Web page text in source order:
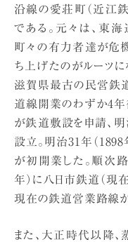
沿線の愛荘町（近江
である。元々は、東
町々の有力者達が危
ち上げたのがルーツに
滋賀県最古の民営鉄道
道線開業のわずか4年
が鉄道敷設を申請、明
設立。明治31年（
が初開業した。順次
年）に八日市鉄道（現
現在の鉄道営業路線が
また、大正時代以降